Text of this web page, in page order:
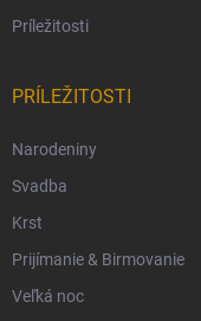
Príležitosti
PRÍLEŽITOSTI
Narodeniny
Svadba
Krst
Prijímanie & Birmovanie
Veľká noc